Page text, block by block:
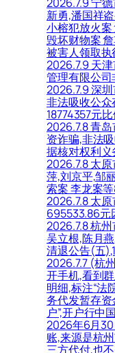
新勇,潘国祥
小榕犯放火
毁坏财物案
被害人领取执
2026.7.9 天
管理有限公
2026.7.9 深
非法吸收公
18774357元
2026.7.8 青
资诈骗,非法
据核对权利义
2026.7.8 太
萍,刘京平,邹
索案 李龙案
2026.7.8 太
695533.86元
2026.7.8 杭
吴立根,陈月
清退公告(五
2026.7.7 (杭
开手机,看到
明细,标注“法
务代发暂存
户”,开户行中
2026年6月
账,来源是杭
三方代付,也